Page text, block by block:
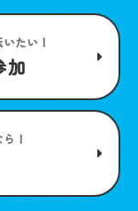
たい！
加
！